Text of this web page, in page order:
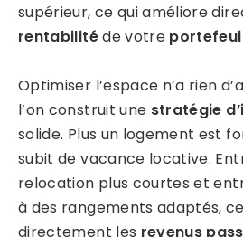
supérieur, ce qui améliore
rentabilitéde votre
Optimiser l’espace n’a rien
l’on construit une stratégie
solide. Plus un logement est
subit de vacance locative.
relocation plus courtes et
à des rangements adaptés,
directement les revenus